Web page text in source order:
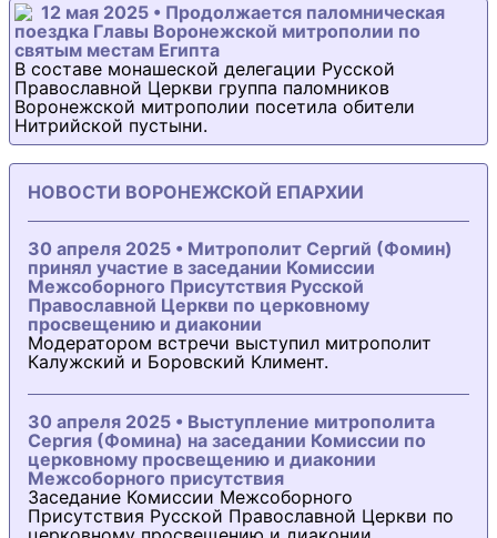
12 мая 2025 • Продолжается паломническая
поездка Главы Воронежской митрополии по
святым местам Египта
В составе монашеской делегации Русской
Православной Церкви группа паломников
Воронежской митрополии посетила обители
Нитрийской пустыни.
НОВОСТИ ВОРОНЕЖСКОЙ ЕПАРХИИ
30 апреля 2025 • Митрополит Сергий (Фомин)
принял участие в заседании Комиссии
Межсоборного Присутствия Русской
Православной Церкви по церковному
просвещению и диаконии
Модератором встречи выступил митрополит
Калужский и Боровский Климент.
30 апреля 2025 • Выступление митрополита
Сергия (Фомина) на заседании Комиссии по
церковному просвещению и диаконии
Межсоборного присутствия
Заседание Комиссии Межсоборного
Присутствия Русской Православной Церкви по